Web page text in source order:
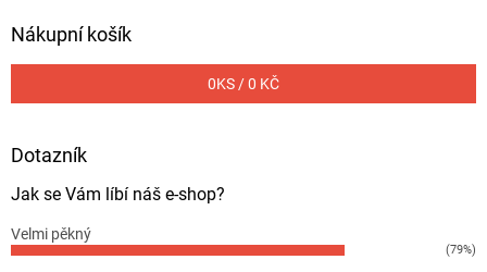
Nákupní košík
0KS /0 KČ
Dotazník
Jak se Vám líbí náš e-shop?
Velmi pěkný
(79%)